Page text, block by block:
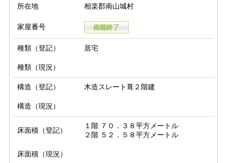
所在地 相楽郡南山城村
家屋番号
種類（登記） 居宅
種類（現況）
構造（登記） 木造スレート葺２階建
構造（現況）
床面積（登記）
１階 ７０．３８平方メートル
２階 ５２．５８平方メートル
床面積（現況）